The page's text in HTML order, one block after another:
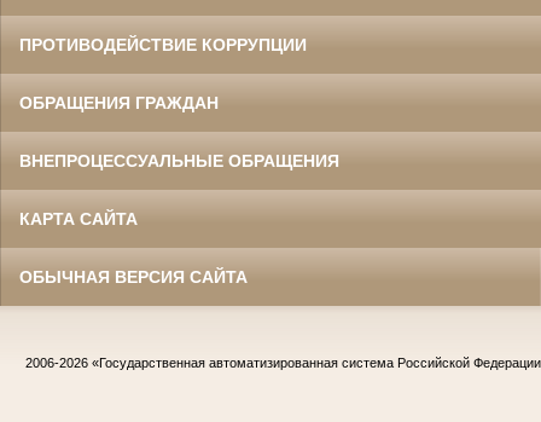
ПРОТИВОДЕЙСТВИЕ КОРРУПЦИИ
ОБРАЩЕНИЯ ГРАЖДАН
ВНЕПРОЦЕССУАЛЬНЫЕ ОБРАЩЕНИЯ
КАРТА САЙТА
ОБЫЧНАЯ ВЕРСИЯ САЙТА
2006-2026 «Государственная автоматизированная система Российской